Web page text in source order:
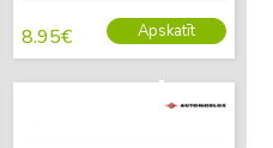
8.95€ Apskatīt